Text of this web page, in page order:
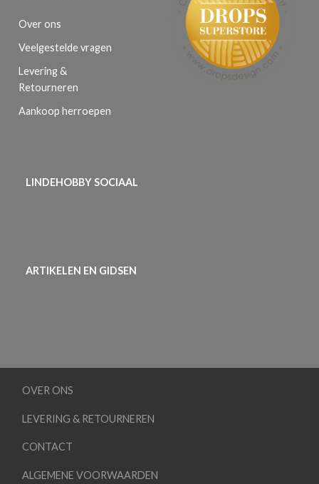
Over ons
Veelgestelde vragen
Levering &
Retourneren
Aankoop herroepen
LINDEHOBBY SOCIAAL
ARTIKELEN EN GIDSEN
OVER ONS
LEVERING & RETOURNEREN
CONTACT
ALGEMENE VOORWAARDEN